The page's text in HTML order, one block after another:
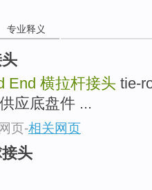
专业释义
End 横拉杆接头 tie-
应底盘件 ...
页-相关网页
头